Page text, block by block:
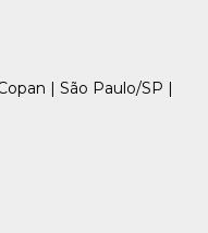
| São Paulo/SP |